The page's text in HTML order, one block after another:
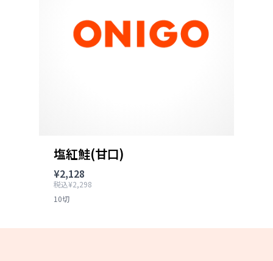
塩紅鮭(甘口)
¥2,128
税込¥2,298
10切